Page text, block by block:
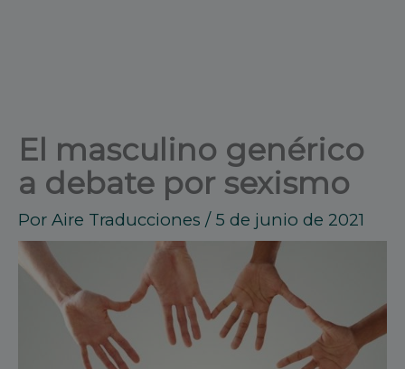
El masculino genérico
a debate por sexismo
Por Aire Traducciones / 5 de junio de 2021